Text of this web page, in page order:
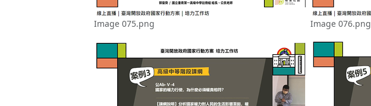
Image 075.png Image 076.png